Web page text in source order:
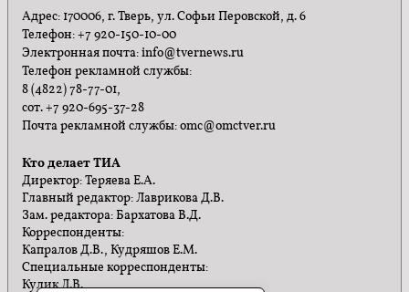
Адрес: 170006, г. Тверь, ул. Софьи Перовской, д. 6
Телефон: +7 920-150-10-00
Электронная почта: info@tvernews.ru
Телефон рекламной службы:
8 (4822) 78-77-01,
сот. +7 920-695-37-28
Почта рекламной службы: omc@omctver.ru
Кто делает ТИА
Директор: Теряева Е.А.
Главный редактор: Лаврикова Д.В.
Зам. редактора: Бархатова В.Д.
Корреспонденты:
Капралов Д.В., Кудряшов Е.М.
Специальные корреспонденты:
Кулик Л.В.